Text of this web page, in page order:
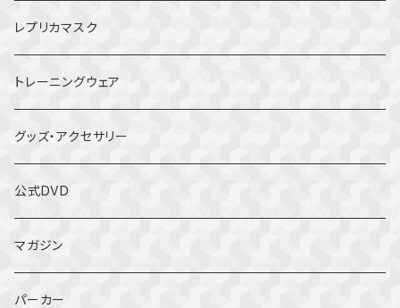
レプリカマスク
トレーニングウェア
グッズ・アクセサリー
公式DVD
マガジン
パーカー